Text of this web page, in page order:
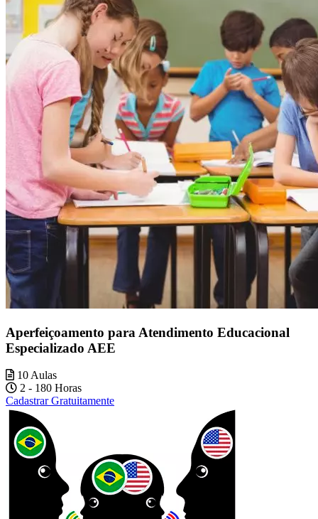
Aperfeiçoamento para Atendimento Educacional
Especializado AEE
10 Aulas
2 - 180 Horas
Cadastrar Gratuitamente